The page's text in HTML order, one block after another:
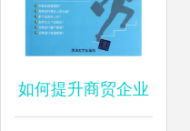
如何提升商贸企业